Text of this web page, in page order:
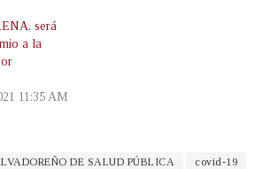
será
a la
11:35 AM
DE SALUD PÚBLICA covid-19